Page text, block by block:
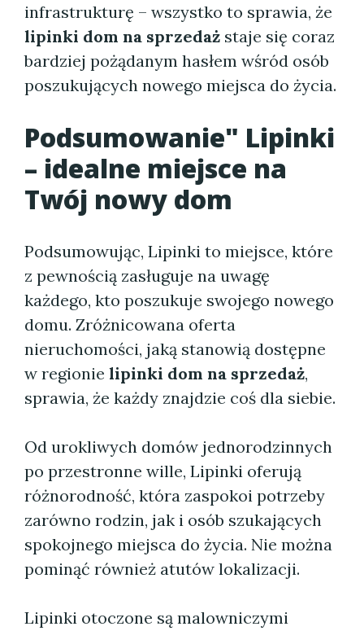
infrastrukturę – wszystko to sprawia, że
lipinki dom na sprzedaż staje się coraz
bardziej pożądanym hasłem wśród osób
poszukujących nowego miejsca do życia.
Podsumowanie" Lipinki
– idealne miejsce na
Twój nowy dom
Podsumowując, Lipinki to miejsce, które
z pewnością zasługuje na uwagę
każdego, kto poszukuje swojego nowego
domu. Zróżnicowana oferta
nieruchomości, jaką stanowią dostępne
w regionie lipinki dom na sprzedaż,
sprawia, że każdy znajdzie coś dla siebie.
Od urokliwych domów jednorodzinnych
po przestronne wille, Lipinki oferują
różnorodność, która zaspokoi potrzeby
zarówno rodzin, jak i osób szukających
spokojnego miejsca do życia. Nie można
pominąć również atutów lokalizacji.
Lipinki otoczone są malowniczymi